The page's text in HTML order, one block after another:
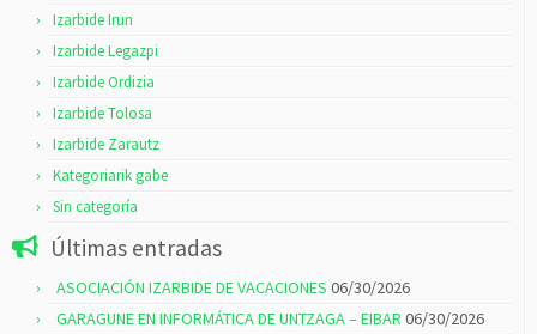
Izarbide Irun
Izarbide Legazpi
Izarbide Ordizia
Izarbide Tolosa
Izarbide Zarautz
Kategoriarik gabe
Sin categoría
Últimas entradas
ASOCIACIÓN IZARBIDE DE VACACIONES 06/30/2026
GARAGUNE EN INFORMÁTICA DE UNTZAGA – EIBAR 06/30/2026